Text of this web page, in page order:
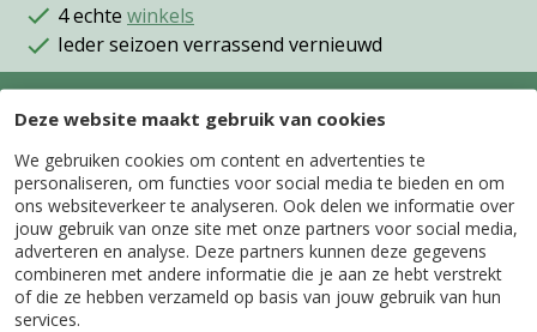
Deze website maakt gebruik van cookies
We gebruiken cookies om content en advertenties te
personaliseren, om functies voor social media te bieden en om
ons websiteverkeer te analyseren. Ook delen we informatie over
jouw gebruik van onze site met onze partners voor social media,
adverteren en analyse. Deze partners kunnen deze gegevens
combineren met andere informatie die je aan ze hebt verstrekt
of die ze hebben verzameld op basis van jouw gebruik van hun
services.
4 echte winkels
Ieder seizoen verrassend vernieuwd
Onze winkels
Klantenservice
Over Tuinland